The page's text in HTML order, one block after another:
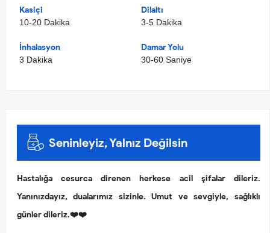
Kasiçi
10-20 Dakika
Dilaltı
3-5 Dakika
İnhalasyon
3 Dakika
Damar Yolu
30-60 Saniye
Seninleyiz, Yalnız Değilsin
Hastalığa cesurca direnen herkese acil şifalar dileriz.
Yanınızdayız, dualarımız sizinle. Umut ve sevgiyle, sağlıklı
günler dileriz.❤️❤️